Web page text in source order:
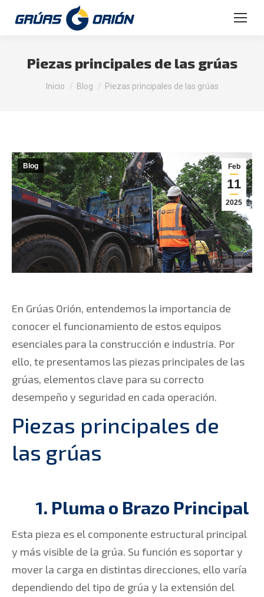
Buscar:
Piezas principales de las grúas
Estás aquí:
Inicio Blog Piezas principales de las grúas
Feb
11
2025
Blog
En Grúas Orión, entendemos la importancia de
conocer el funcionamiento de estos equipos
esenciales para la construcción e industria. Por
ello, te presentamos las piezas principales de las
grúas, elementos clave para su correcto
desempeño y seguridad en cada operación.
Piezas principales de
las grúas
1. Pluma o Brazo Principal
Esta pieza es el componente estructural principal
y más visible de la grúa. Su función es soportar y
mover la carga en distintas direcciones, ello varía
dependiendo del tipo de grúa y la extensión del